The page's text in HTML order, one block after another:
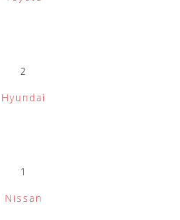
2
Hyundai
1
Nissan